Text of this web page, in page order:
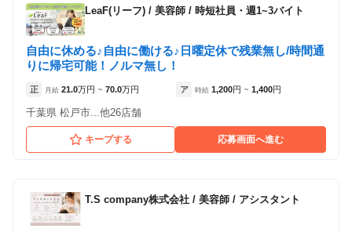
LeaF(リーフ) / 美容師 / 時短社員・週1~3バイト
自由に休める♪自由に働ける♪日曜定休で残業無し/時間通
りに帰宅可能！ノルマ無し！
正 月給 21.0万円 ~ 70.0万円 ア 時給 1,200円 ~ 1,400円
千葉県 松戸市...他26店舗
キープする 応募画面へ進む
T.S company株式会社 / 美容師 / アシスタント